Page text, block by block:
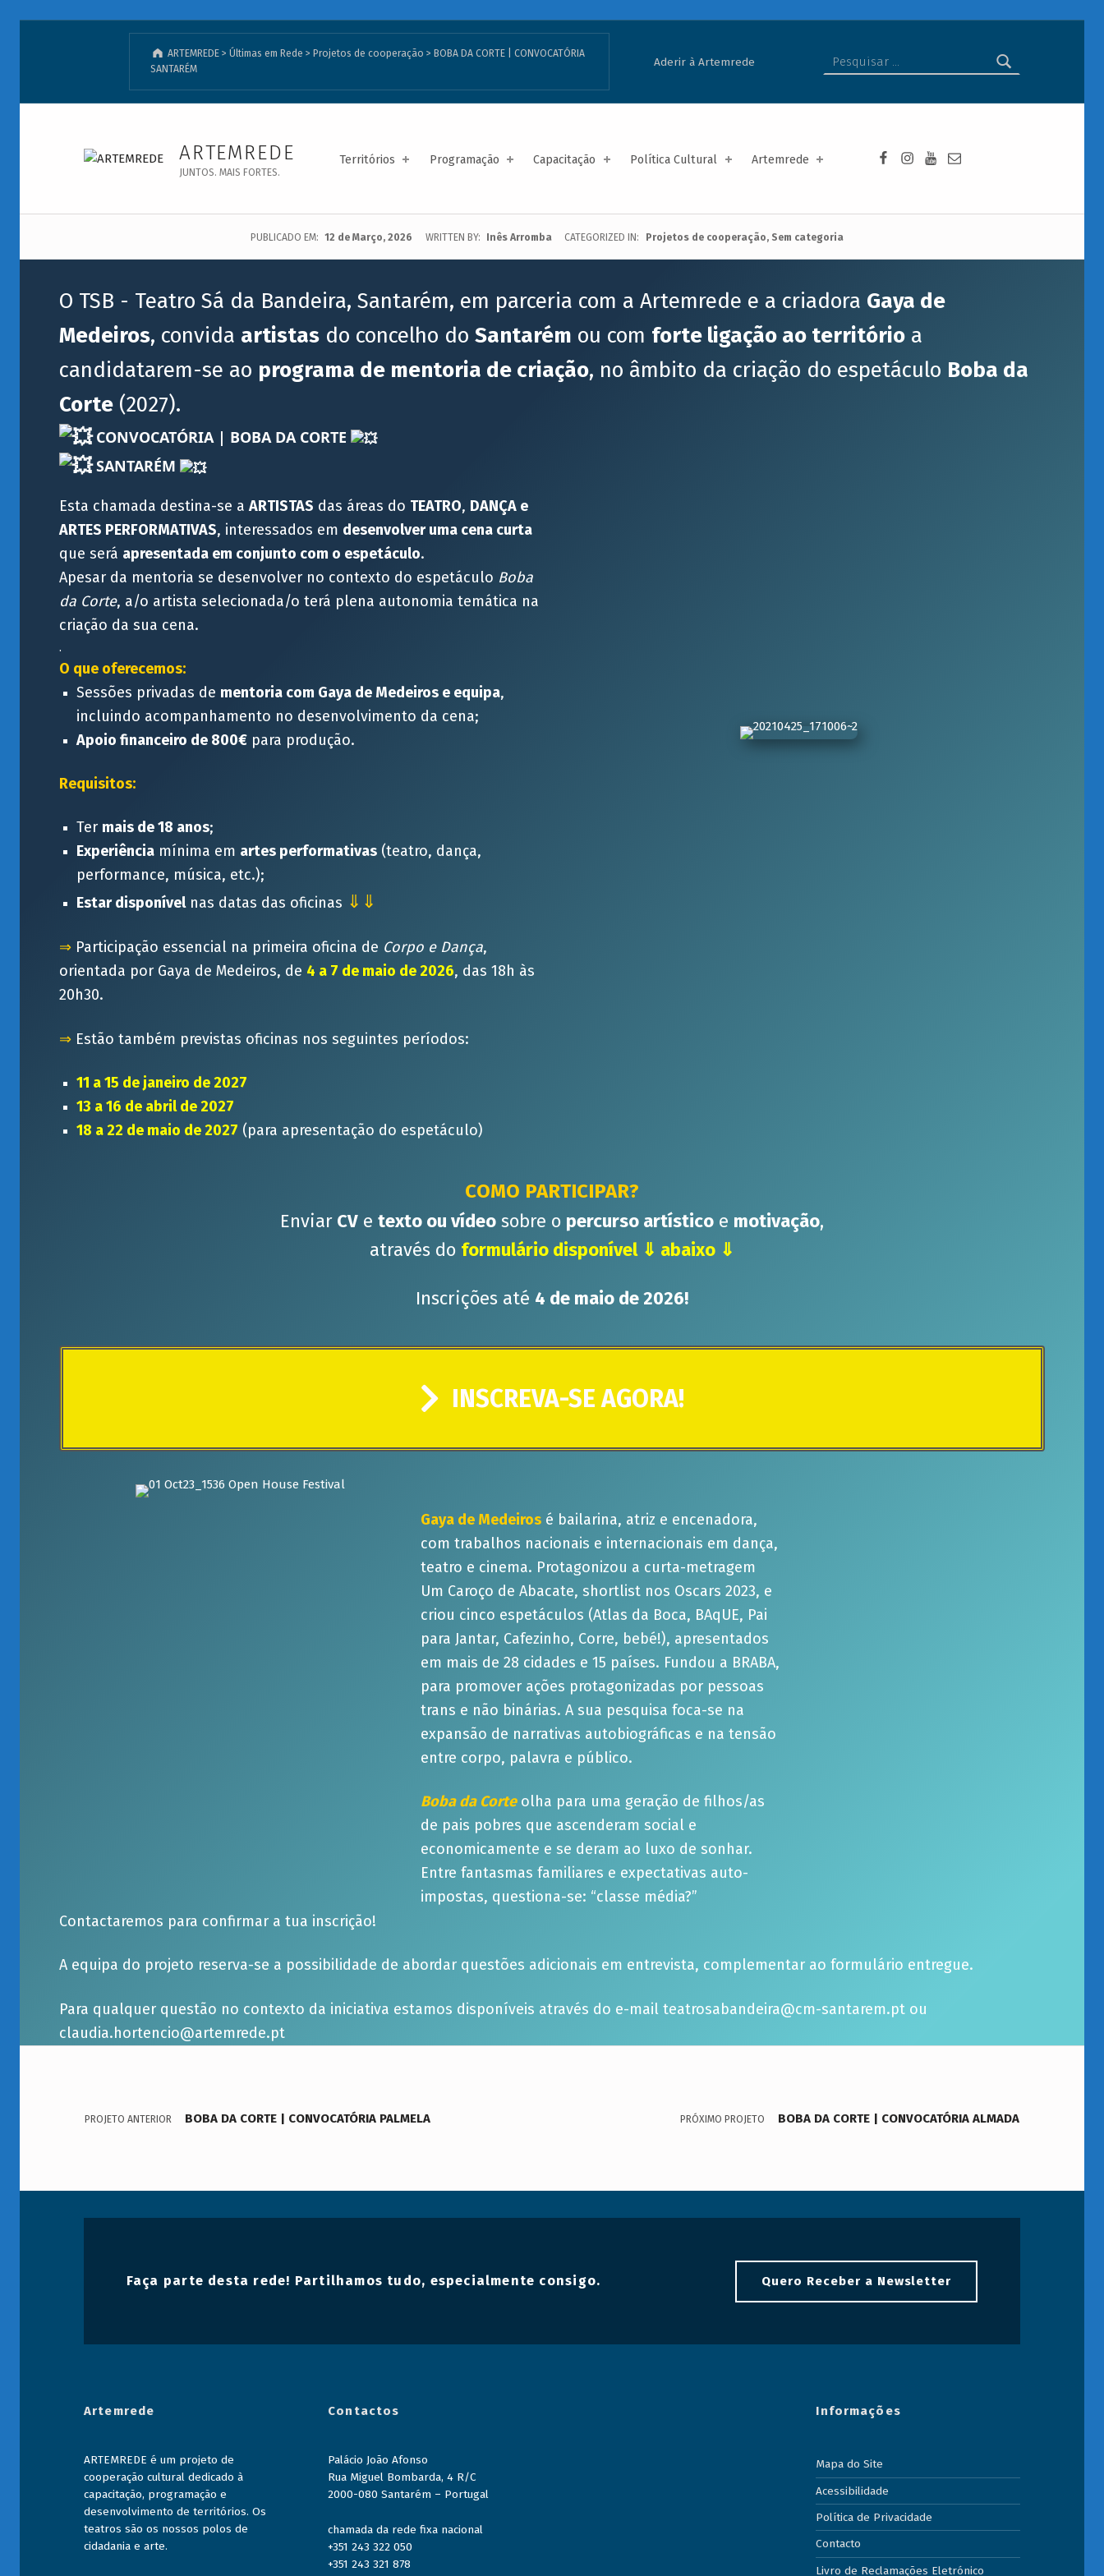
BOBA DA CORTE | CONVOCATÓRIA SANTARÉM - ARTEMREDE
ARTEMREDE
JUNTOS. MAIS FORTES.
Territórios Programação Capacitação Política Cultural Artemrede
Facebook da Artemrede
Instagram da Artemrede
Youtube da Artemrede
ARTEMREDE >Últimas em Rede > Projetos de cooperação > BOBA DA CORTE | CONVOCATÓRIA
SANTARÉM
Aderir à Artemrede
PUBLICADO EM: 12 de Março, 2026 WRITTEN BY: Inês Arromba CATEGORIZED IN: Projetos de cooperação, Sem categoria
O TSB - Teatro Sá da Bandeira, Santarém, em parceria com a Artemrede e a criadora Gaya de
Medeiros, convida artistas do concelho do Santarém ou com forte ligação ao território a
candidatarem-se ao programa de mentoria de criação, no âmbito da criação do espetáculo Boba da
Corte (2027).
CONVOCATÓRIA | BOBA DA CORTE
SANTARÉM
Esta chamada destina-se a ARTISTAS das áreas do TEATRO, DANÇA e
ARTES PERFORMATIVAS, interessados em desenvolver uma cena curta
que será apresentada em conjunto com o espetáculo.
Apesar da mentoria se desenvolver no contexto do espetáculo Boba
da Corte, a/o artista selecionada/o terá plena autonomia temática na
criação da sua cena.
.
O que oferecemos:
Sessões privadas de mentoria com Gaya de Medeiros e equipa,
incluindo acompanhamento no desenvolvimento da cena;
Apoio financeiro de 800€para produção.
Requisitos:
Ter mais de 18 anos;
Experiênciamínima em artes performativas(teatro, dança,
performance, música, etc.);
Estar disponívelnas datas das oficinas ⇓⇓
⇒ Participação essencial na primeira oficina de Corpo e Dança,
orientada por Gaya de Medeiros, de 4 a 7 de maio de 2026, das 18h às
20h30.
⇒ Estão também previstas oficinas nos seguintes períodos:
11 a 15 de janeiro de 2027
13 a 16 de abril de 2027
18 a 22 de maio de 2027 (para apresentação do espetáculo)
COMO PARTICIPAR?
Enviar CV e texto ou vídeo sobre o percurso artístico e motivação,
através do formulário disponível ⇓ abaixo ⇓
Inscrições até 4 de maio de 2026!
INSCREVA-SE AGORA!
Gaya de Medeiros é bailarina, atriz e encenadora,
com trabalhos nacionais e internacionais em dança,
teatro e cinema. Protagonizou a curta-metragem
Um Caroço de Abacate, shortlist nos Oscars 2023, e
criou cinco espetáculos (Atlas da Boca, BAqUE, Pai
para Jantar, Cafezinho, Corre, bebé!), apresentados
em mais de 28 cidades e 15 países. Fundou a BRABA,
para promover ações protagonizadas por pessoas
trans e não binárias. A sua pesquisa foca-se na
expansão de narrativas autobiográficas e na tensão
entre corpo, palavra e público.
Boba da Corteolha para uma geração de filhos/as
de pais pobres que ascenderam social e
economicamente e se deram ao luxo de sonhar.
Entre fantasmas familiares e expectativas auto-
impostas, questiona-se: “classe média?”
Contactaremos para confirmar a tua inscrição!
A equipa do projeto reserva-se a possibilidade de abordar questões adicionais em entrevista, complementar ao formulário entregue.
Para qualquer questão no contexto da iniciativa estamos disponíveis através do e-mail teatrosabandeira@cm-santarem.pt ou
claudia.hortencio@artemrede.pt
Voltar à navegação principal
Navegação de artigos
PROJETO ANTERIOR BOBA DA CORTE | CONVOCATÓRIA PALMELA PRÓXIMO PROJETO BOBA DA CORTE | CONVOCATÓRIA ALMADA
Faça parte desta rede! Partilhamos tudo, especialmente consigo. Quero Receber a Newsletter
Artemrede
ARTEMREDE é um projeto de
cooperação cultural dedicado à
capacitação, programação e
desenvolvimento de territórios. Os
teatros são os nossos polos de
cidadania e arte.
Contactos
Palácio João Afonso
Rua Miguel Bombarda, 4 R/C
2000-080 Santarém – Portugal
chamada da rede fixa nacional
+351 243 322 050
+351 243 321 878
Informações
Mapa do Site
Acessibilidade
Política de Privacidade
Contacto
Livro de Reclamações Eletrónico